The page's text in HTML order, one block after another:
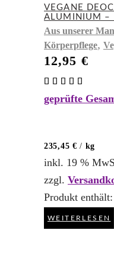
VEGANE
ALUMINIUM –
Aus unserer
Körperpflege,
12,95 €
5.00
geprüfte
235,45 € / kg
inkl. 19 %
zzgl.
Produkt
WEITERLESEN